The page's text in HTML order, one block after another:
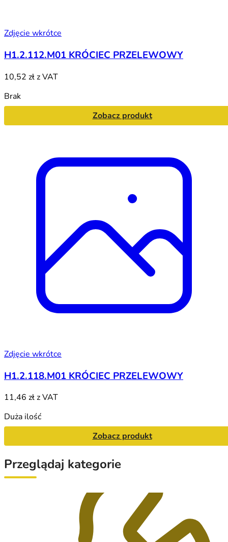
Zdjęcie wkrótce
H1.2.112.M01 KRÓCIEC PRZELEWOWY
10,52 złz VAT
Brak
Zobacz produkt
Zdjęcie wkrótce
H1.2.118.M01 KRÓCIEC PRZELEWOWY
11,46 złz VAT
Duża ilość
Zobacz produkt
Przeglądaj kategorie